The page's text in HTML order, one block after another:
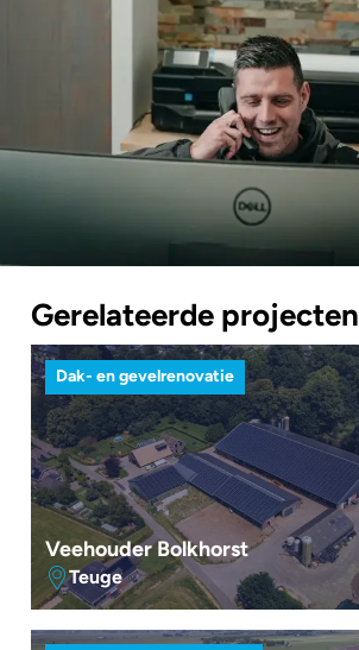
Gerelateerde projecten
Dak- en gevelrenovatie
Veehouder Bolkhorst
Teuge